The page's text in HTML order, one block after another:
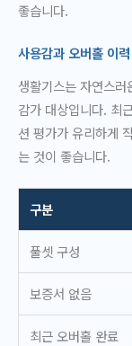
좋습니다.
사용감과 오버홀 이력
생활기스는 자연스
감가 대상입니다. 최
션 평가가 유리하게
는 것이 좋습니다.
구분
풀셋 구성
보증서 없음
최근 오버홀 완료